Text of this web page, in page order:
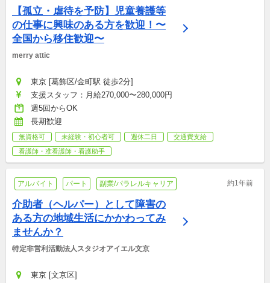
【孤立・虐待を予防】児童養護等
の仕事に興味のある方を歓迎！〜
全国から移住歓迎〜
merry attic
東京 [葛飾区/金町駅 徒歩2分]
支援スタッフ：月給270,000〜280,000円
週5回からOK
長期歓迎
無資格可 未経験・初心者可 週休二日
交通費支給
看護師・准看護師・看護助手
アルバイト パート 副業/パラレルキャリア 約1年前
介助者（ヘルパー）として障害の
ある方の地域生活にかかわってみ
ませんか？
特定非営利活動法人スタジオアイエル文京
東京 [文京区]